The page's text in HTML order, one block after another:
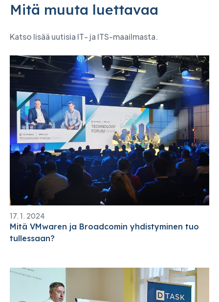
Mitä muuta luettavaa
Katso lisää uutisia IT- ja ITS-maailmasta.
17. 1. 2024
Mitä VMwaren ja Broadcomin yhdistyminen tuo
tullessaan?